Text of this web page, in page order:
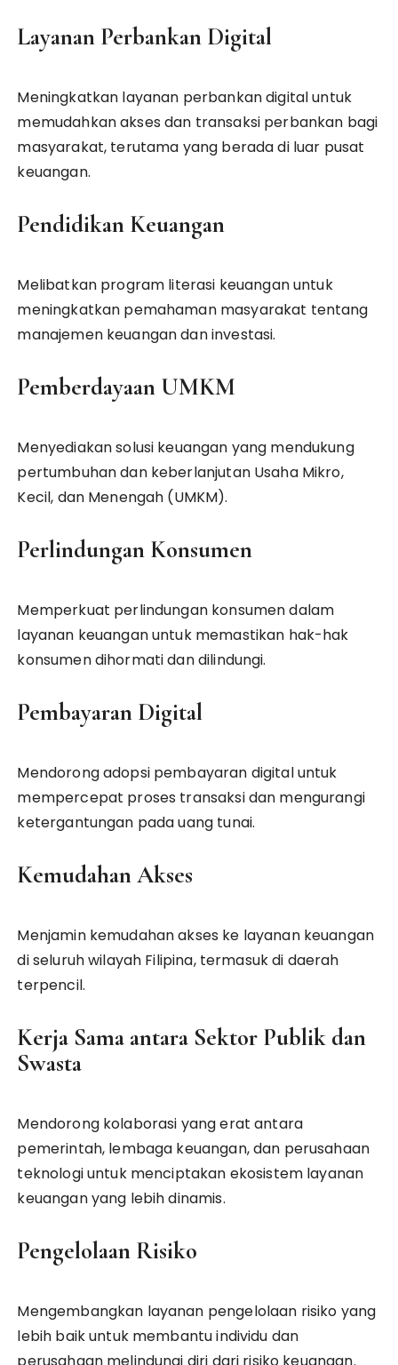
Layanan Perbankan Digital
Meningkatkan layanan perbankan digital untuk
memudahkan akses dan transaksi perbankan bagi
masyarakat, terutama yang berada di luar pusat
keuangan.
Pendidikan Keuangan
Melibatkan program literasi keuangan untuk
meningkatkan pemahaman masyarakat tentang
manajemen keuangan dan investasi.
Pemberdayaan UMKM
Menyediakan solusi keuangan yang mendukung
pertumbuhan dan keberlanjutan Usaha Mikro,
Kecil, dan Menengah (UMKM).
Perlindungan Konsumen
Memperkuat perlindungan konsumen dalam
layanan keuangan untuk memastikan hak-hak
konsumen dihormati dan dilindungi.
Pembayaran Digital
Mendorong adopsi pembayaran digital untuk
mempercepat proses transaksi dan mengurangi
ketergantungan pada uang tunai.
Kemudahan Akses
Menjamin kemudahan akses ke layanan keuangan
di seluruh wilayah Filipina, termasuk di daerah
terpencil.
Kerja Sama antara Sektor Publik dan
Swasta
Mendorong kolaborasi yang erat antara
pemerintah, lembaga keuangan, dan perusahaan
teknologi untuk menciptakan ekosistem layanan
keuangan yang lebih dinamis.
Pengelolaan Risiko
Mengembangkan layanan pengelolaan risiko yang
lebih baik untuk membantu individu dan